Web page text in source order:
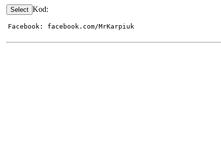
Kod:
Facebook: facebook.com/MrKarpiuk